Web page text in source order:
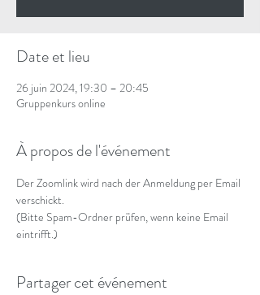
Date et lieu
26 juin 2024, 19:30 – 20:45
Gruppenkurs online
À propos de l'événement
Der Zoomlink wird nach der Anmeldung per Email
verschickt.
(Bitte Spam-Ordner prüfen, wenn keine Email
eintrifft.)
Partager cet événement